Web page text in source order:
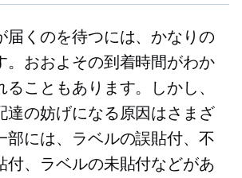
届くのを待つには、かなりの
。おおよその到着時間がわか
ることもあります。しかし、
達の妨げになる原因はさまざ
部には、ラベルの誤貼付、不
付、ラベルの未貼付などがあ